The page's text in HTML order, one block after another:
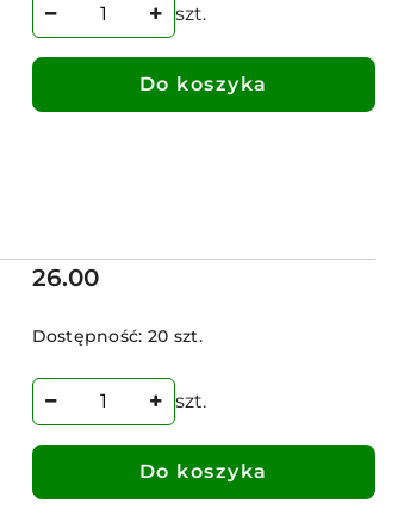
szt.
Do koszyka
Cena:
26.00
Dostępność: 20 szt.
szt.
Do koszyka